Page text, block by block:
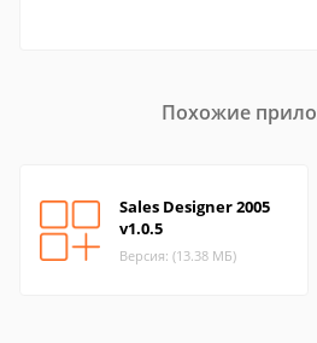
Похожие
Sales Designer 2005
v1.0.5
Версия: (13.38 МБ)